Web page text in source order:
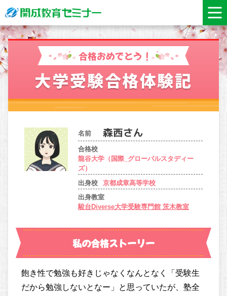
合格おめでとう！
大学受験合格体験記
名前
合格校
龍谷大学（国際_グローバルスタディー
ズ）
出身校
京都成章高等学校
出身教室
駿台Diverse大学受験専門館 茨木教室
私の合格ストーリー
飽き性で勉強も好きじゃなくなんとなく「受験生
だから勉強しないとなー」と思っていたが、塾全